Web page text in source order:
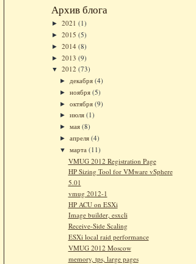
Архив блога
► 2021 (1)
► 2015 (5)
► 2014 (8)
► 2013 (9)
▼ 2012 (73)
► декабря (4)
► ноября (5)
► октября (9)
► июля (1)
► мая (8)
► апреля (4)
▼ марта (11)
VMUG 2012 Registration Page
HP Sizing Tool for VMware vSphere
5.01
vmug 2012-1
HP ACU on ESXi
Image builder, esxcli
Receive-Side Scaling
ESXi local raid performance
VMUG 2012 Moscow
memory, tps, large pages